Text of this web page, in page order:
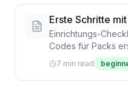
Erste Schritte
Einrichtungs-
Codes für Packs
aktivieren und die
7 min read